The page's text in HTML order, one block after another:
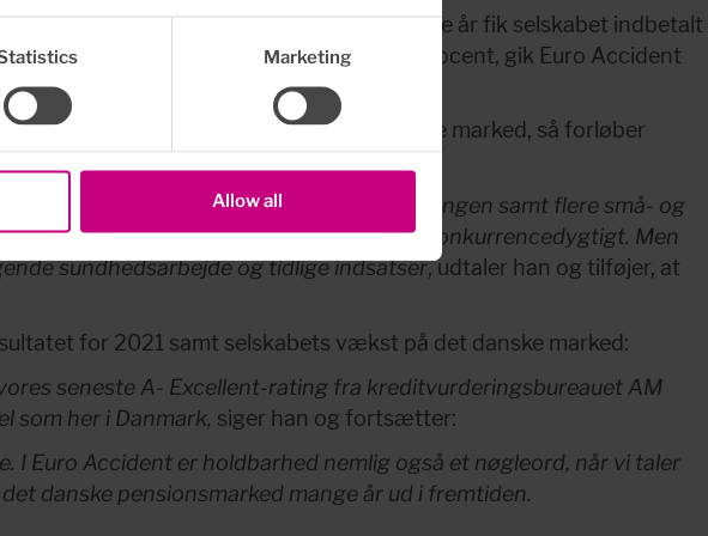
Marketing
Allow all
for den svenske forsikringskoncern. Sidste år fik selskabet indbetalt
skadesprocenten sidste år steg til 66 procent, gik Euro Accident
(152 millioner DKK).
om man fortsat investerer i det danske marked, så forløber
andre Danske Advokater, Tandlægeforeningen samt flere små- og
der har gjort pensionsmarkedet mere konkurrencedygtigt. Men
sundhedsarbejde og tidlige indsatser, udtaler han og tilføjer, at
for 2021 samt selskabets vækst på det danske marked:
seneste A- Excellent-rating fra kreditvurderingsbureauet AM
som her i Danmark, siger han og fortsætter:
Accident er holdbarhed nemlig også et nøgleord, når vi taler
danske pensionsmarked mange år ud i fremtiden.